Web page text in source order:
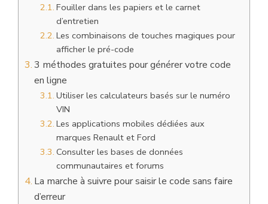
Fouiller dans les papiers et le carnet
d’entretien
Les combinaisons de touches magiques pour
afficher le pré-code
3 méthodes gratuites pour générer votre code
en ligne
Utiliser les calculateurs basés sur le numéro
VIN
Les applications mobiles dédiées aux
marques Renault et Ford
Consulter les bases de données
communautaires et forums
La marche à suivre pour saisir le code sans faire
d’erreur